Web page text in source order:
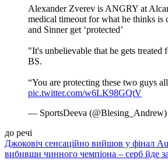
Alexander Zverev is ANGRY at
medical timeout for what he thinks is
and Sinner get ‘protected’
"It's unbelievable that he gets treated
BS.
“You are protecting these two guys
pic.twitter.com/w6LK98GQtV
— SportsDeeva (@Blesing_Andrew)
до речі
Джоковіч сенсаційно вийшов у фінал
вибивши чинного чемпіона – серб йде